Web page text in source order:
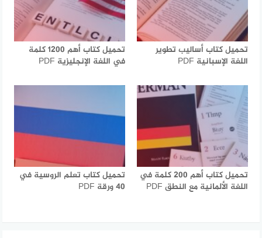
تحميل كتاب أساليب تطوير
اللغة الإسبانية PDF
تحميل كتاب أهم 1200 كلمة
في اللغة الإنجليزية PDF
تحميل كتاب أهم 200 كلمة في
اللغة الألمانية مع النطق PDF
تحميل كتاب تعلم الروسية في
40 ورقة PDF